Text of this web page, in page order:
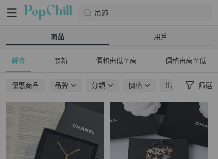
吊飾
商品 用戶
綜合 最新 價格由低至高 價格由高至低
優惠商品 品牌 分類 價格 出貨地點 篩選